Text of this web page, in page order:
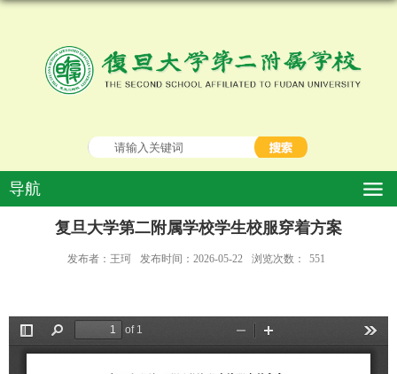
导航
复旦大学第二附属学校学生校服穿着方案
发布者：王珂 发布时间：2026-05-22 浏览次数： 551